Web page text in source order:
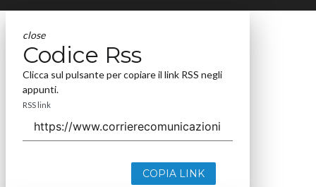
close
Codice Rss
Clicca sul pulsante per copiare il link RSS negli
appunti.
RSS link
COPIA LINK